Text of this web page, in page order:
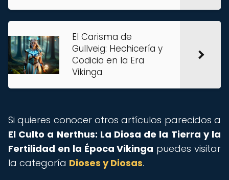
El Carisma de
Gullveig: Hechicería y
Codicia en la Era
Vikinga
Si quieres conocer otros artículos parecidos a
El Culto a Nerthus: La Diosa de la Tierra y la
Fertilidad en la Época Vikinga puedes visitar
la categoría Dioses y Diosas.